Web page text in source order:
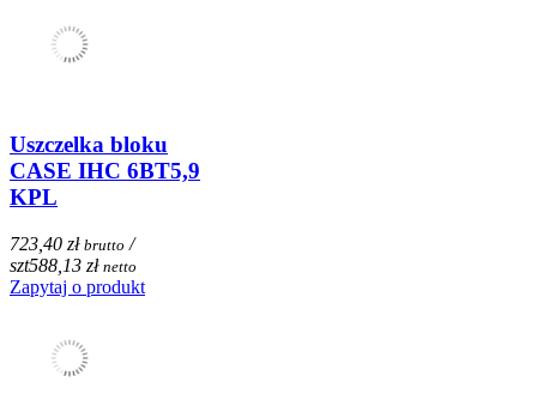
Uszczelka bloku
CASE IHC 6BT5,9
KPL
723,40 zł brutto /
szt588,13 zł netto
Zapytaj o produkt